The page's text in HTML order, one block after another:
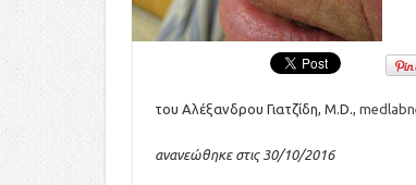
του Αλέξανδρου Γιατζίδη, M.D.,
ανανεώθηκε στις 30/10/2016